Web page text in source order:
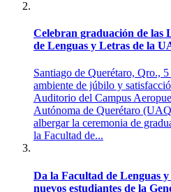
Celebran graduación de las
de Lenguas y Letras de la
Santiago de Querétaro, Qro.,
ambiente de júbilo y
Auditorio del Campus
Autónoma de Querétaro
albergar la ceremonia de
la Facultad de...
Da la Facultad de Lenguas
nuevos estudiantes de la